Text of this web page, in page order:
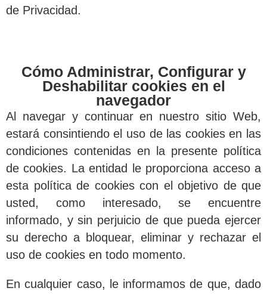
de Privacidad.
Cómo Administrar, Configurar y
Deshabilitar cookies en el
navegador
Al navegar y continuar en nuestro sitio Web,
estará consintiendo el uso de las cookies en las
condiciones contenidas en la presente política
de cookies. La entidad le proporciona acceso a
esta política de cookies con el objetivo de que
usted, como interesado, se encuentre
informado, y sin perjuicio de que pueda ejercer
su derecho a bloquear, eliminar y rechazar el
uso de cookies en todo momento.
En cualquier caso, le informamos de que, dado